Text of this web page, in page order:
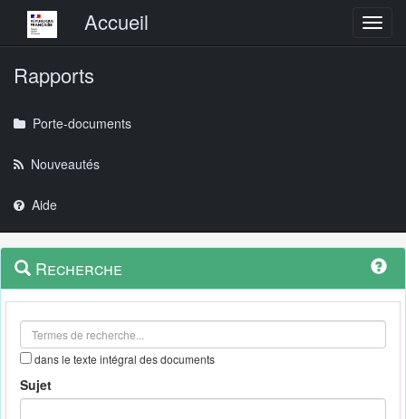
Menu principalAccueil
Rapports
Porte-documents
Nouveautés
Aide
Navigation
outils
Menu
contextuel
Recherche
dans le texte intégral des documents
Sujet